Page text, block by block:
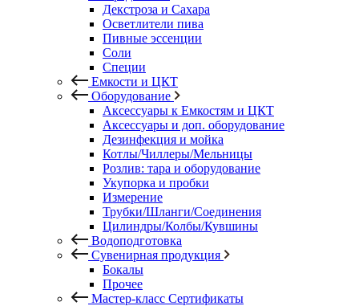
Декстроза и Сахара
Осветлители пива
Пивные эссенции
Соли
Специи
Емкости и ЦКТ
Оборудование
Аксессуары к Емкостям и ЦКТ
Аксессуары и доп. оборудование
Дезинфекция и мойка
Котлы/Чиллеры/Мельницы
Розлив: тара и оборудование
Укупорка и пробки
Измерение
Трубки/Шланги/Соединения
Цилиндры/Колбы/Кувшины
Водоподготовка
Сувенирная продукция
Бокалы
Прочее
Мастер-класс Сертификаты